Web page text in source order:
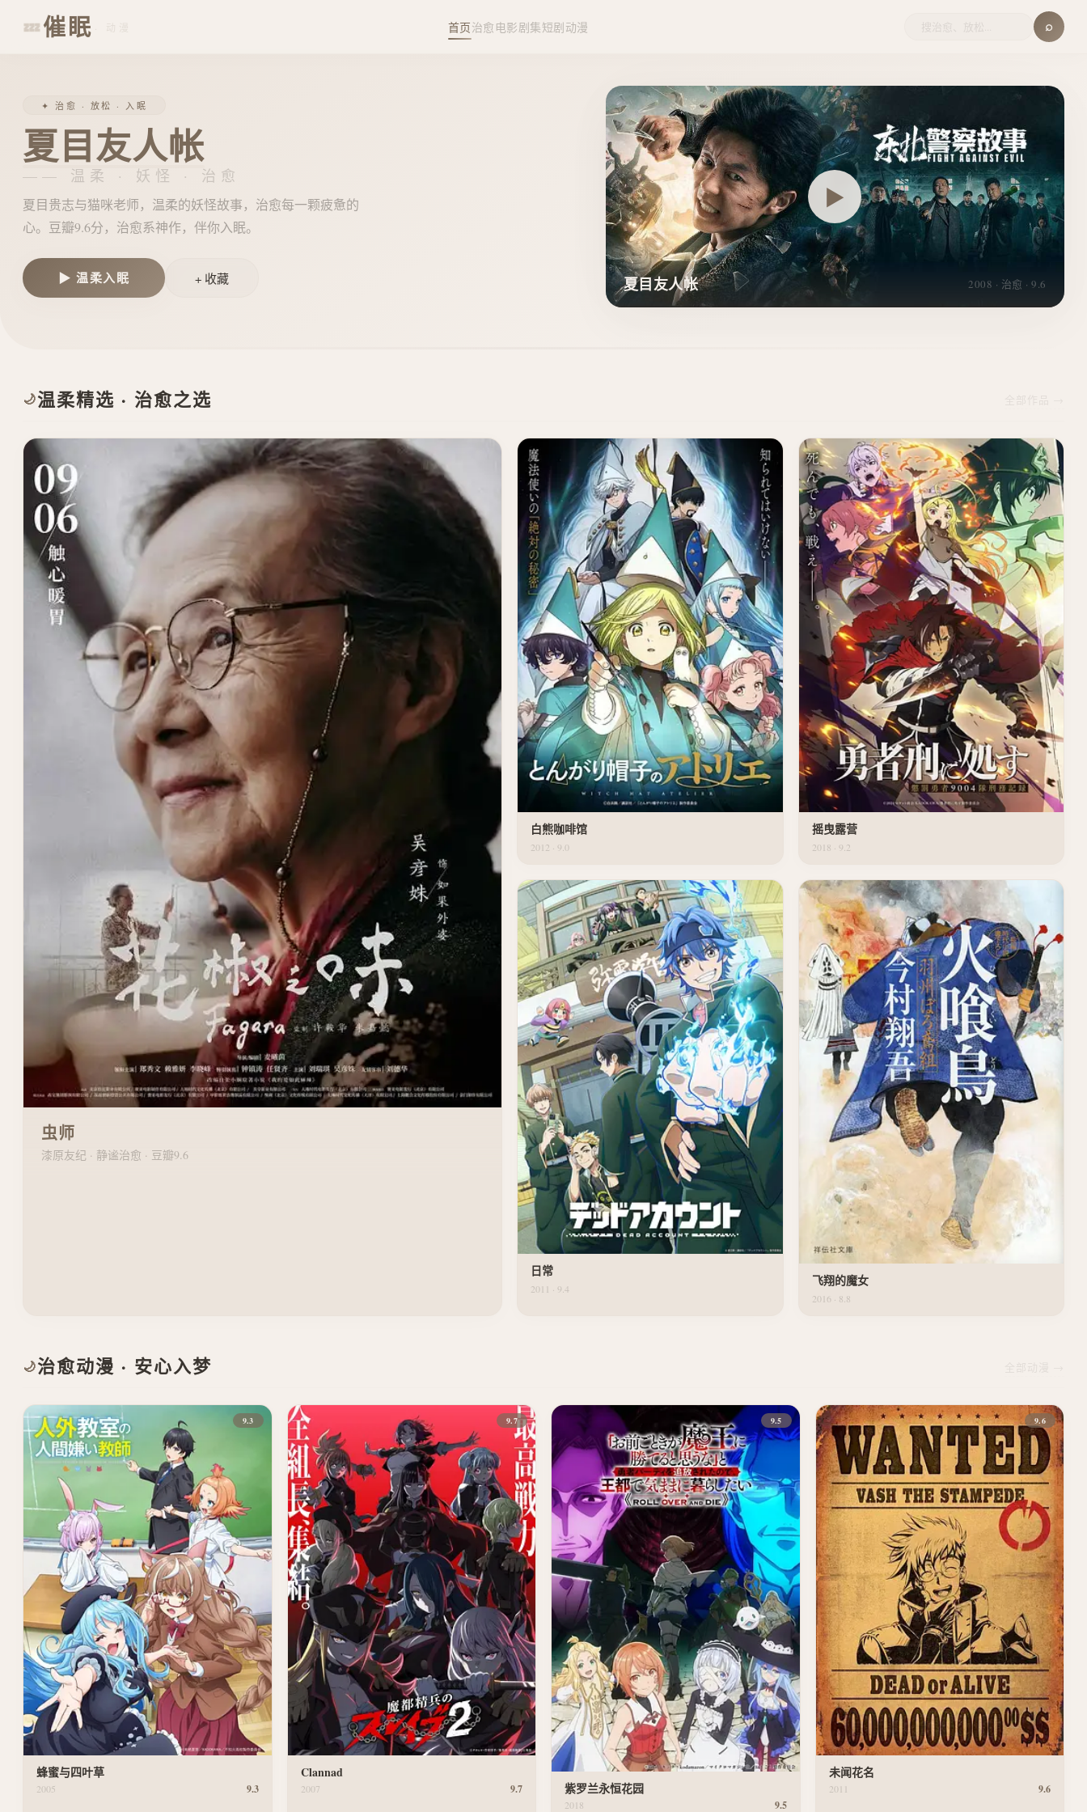
💤催眠 首页治愈 电影剧集短剧动漫 ⌕
✦ 治愈 · 放松 · 入眠
夏目友人帐
—— 温柔 · 妖怪 · 治愈
夏目贵志与猫咪老师，温柔的妖怪故事，治愈每一颗疲惫的
心。豆瓣9.6分，治愈系神作，伴你入眠。
▶ 温柔入眠 + 收藏 夏目友人帐 2008 · 治愈 · 9.6
▶
🌙温柔精选 · 治愈之选
虫师
漆原友纪 · 静谧治愈 · 豆瓣9.6
白熊咖啡馆
2012 · 9.0
摇曳露营
2018 · 9.2
日常
2011 · 9.4 飞翔的魔女
2016 · 8.8
🌙治愈动漫 · 安心入梦
9.3
蜂蜜与四叶草
2005 9.3
9.7
Clannad
2007 9.7
9.5
紫罗兰永恒花园
2018 9.5
9.6
未闻花名
2011 9.6